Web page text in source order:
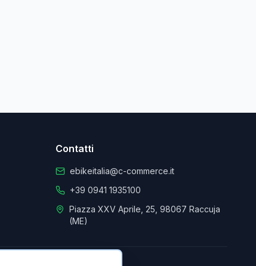
Contatti
ebikeitalia@c-commerce.it
+39 0941 1935100
Piazza XXV Aprile, 25, 98067 Raccuja
(ME)